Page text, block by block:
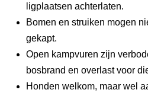
ligplaatsen achterlaten.
Bomen en struiken mogen
gekapt.
Open kampvuren zijn
bosbrand en overlast voor
Honden welkom, maar wel